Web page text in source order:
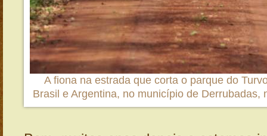
A fiona na estrada que corta o parque do
Brasil e Argentina, no município de Derrubadas,